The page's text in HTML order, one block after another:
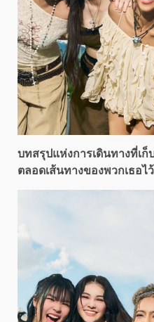
บทสรุปแห่งการเดินทางที่เ
ตลอดเส้นทางของพวกเธอไ